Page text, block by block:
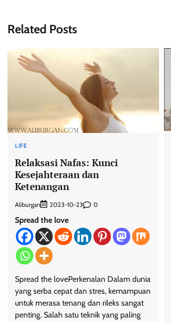
Related Posts
LIFE
Relaksasi Nafas: Kunci
Kesejahteraan dan
Ketenangan
Aliburgan 2023-10-23 0
Spread the love
Spread the lovePerkenalan Dalam dunia
yang serba cepat dan stres, kemampuan
untuk merasa tenang dan rileks sangat
penting. Salah satu teknik yang paling